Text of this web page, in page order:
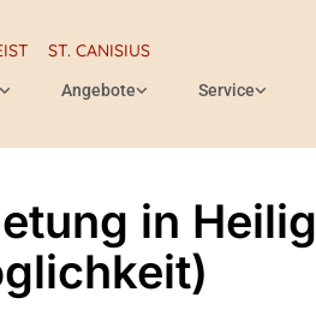
ST. CANISIUS
Angebote Service
in Heilig